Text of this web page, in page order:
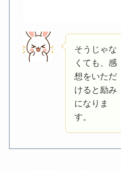
そうじゃな
くても、感
想をいただ
けると励み
になりま
す。